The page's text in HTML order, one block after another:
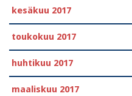
kesäkuu 2017
toukokuu 2017
huhtikuu 2017
maaliskuu 2017